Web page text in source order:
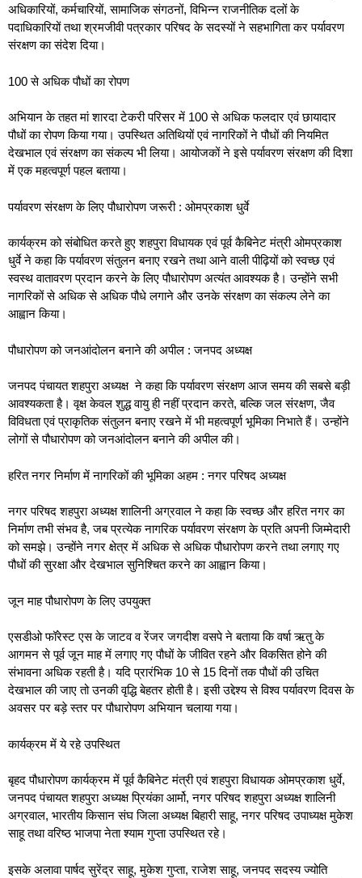
अधिकारियों, कर्मचारियों, सामाजिक संगठनों, विभिन्न राजनीतिक दलों के
पदाधिकारियों तथा श्रमजीवी पत्रकार परिषद के सदस्यों ने सहभागिता कर पर्यावरण
संरक्षण का संदेश दिया।
100 से अधिक पौधों का रोपण
अभियान के तहत मां शारदा टेकरी परिसर में 100 से अधिक फलदार एवं छायादार
पौधों का रोपण किया गया। उपस्थित अतिथियों एवं नागरिकों ने पौधों की नियमित
देखभाल एवं संरक्षण का संकल्प भी लिया। आयोजकों ने इसे पर्यावरण संरक्षण की दिशा
में एक महत्वपूर्ण पहल बताया।
पर्यावरण संरक्षण के लिए पौधारोपण जरूरी : ओमप्रकाश धुर्वे
कार्यक्रम को संबोधित करते हुए शहपुरा विधायक एवं पूर्व कैबिनेट मंत्री ओमप्रकाश
धुर्वे ने कहा कि पर्यावरण संतुलन बनाए रखने तथा आने वाली पीढ़ियों को स्वच्छ एवं
स्वस्थ वातावरण प्रदान करने के लिए पौधारोपण अत्यंत आवश्यक है। उन्होंने सभी
नागरिकों से अधिक से अधिक पौधे लगाने और उनके संरक्षण का संकल्प लेने का
आह्वान किया।
पौधारोपण को जनआंदोलन बनाने की अपील : जनपद अध्यक्ष
जनपद पंचायत शहपुरा अध्यक्ष ने कहा कि पर्यावरण संरक्षण आज समय की सबसे बड़ी
आवश्यकता है। वृक्ष केवल शुद्ध वायु ही नहीं प्रदान करते, बल्कि जल संरक्षण, जैव
विविधता एवं प्राकृतिक संतुलन बनाए रखने में भी महत्वपूर्ण भूमिका निभाते हैं। उन्होंने
लोगों से पौधारोपण को जनआंदोलन बनाने की अपील की।
हरित नगर निर्माण में नागरिकों की भूमिका अहम : नगर परिषद अध्यक्ष
नगर परिषद शहपुरा अध्यक्ष शालिनी अग्रवाल ने कहा कि स्वच्छ और हरित नगर का
निर्माण तभी संभव है, जब प्रत्येक नागरिक पर्यावरण संरक्षण के प्रति अपनी जिम्मेदारी
को समझे। उन्होंने नगर क्षेत्र में अधिक से अधिक पौधारोपण करने तथा लगाए गए
पौधों की सुरक्षा और देखभाल सुनिश्चित करने का आह्वान किया।
जून माह पौधारोपण के लिए उपयुक्त
एसडीओ फॉरेस्ट एस के जाटव व रेंजर जगदीश वसपे ने बताया कि वर्षा ऋतु के
आगमन से पूर्व जून माह में लगाए गए पौधों के जीवित रहने और विकसित होने की
संभावना अधिक रहती है। यदि प्रारंभिक 10 से 15 दिनों तक पौधों की उचित
देखभाल की जाए तो उनकी वृद्धि बेहतर होती है। इसी उद्देश्य से विश्व पर्यावरण दिवस के
अवसर पर बड़े स्तर पर पौधारोपण अभियान चलाया गया।
कार्यक्रम में ये रहे उपस्थित
बृहद पौधारोपण कार्यक्रम में पूर्व कैबिनेट मंत्री एवं शहपुरा विधायक ओमप्रकाश धुर्वे,
जनपद पंचायत शहपुरा अध्यक्ष प्रियंका आर्मो, नगर परिषद शहपुरा अध्यक्ष शालिनी
अग्रवाल, भारतीय किसान संघ जिला अध्यक्ष बिहारी साहू, नगर परिषद उपाध्यक्ष मुकेश
साहू तथा वरिष्ठ भाजपा नेता श्याम गुप्ता उपस्थित रहे।
इसके अलावा पार्षद सुरेंद्र साहू, मुकेश गुप्ता, राजेश साहू, जनपद सदस्य ज्योति